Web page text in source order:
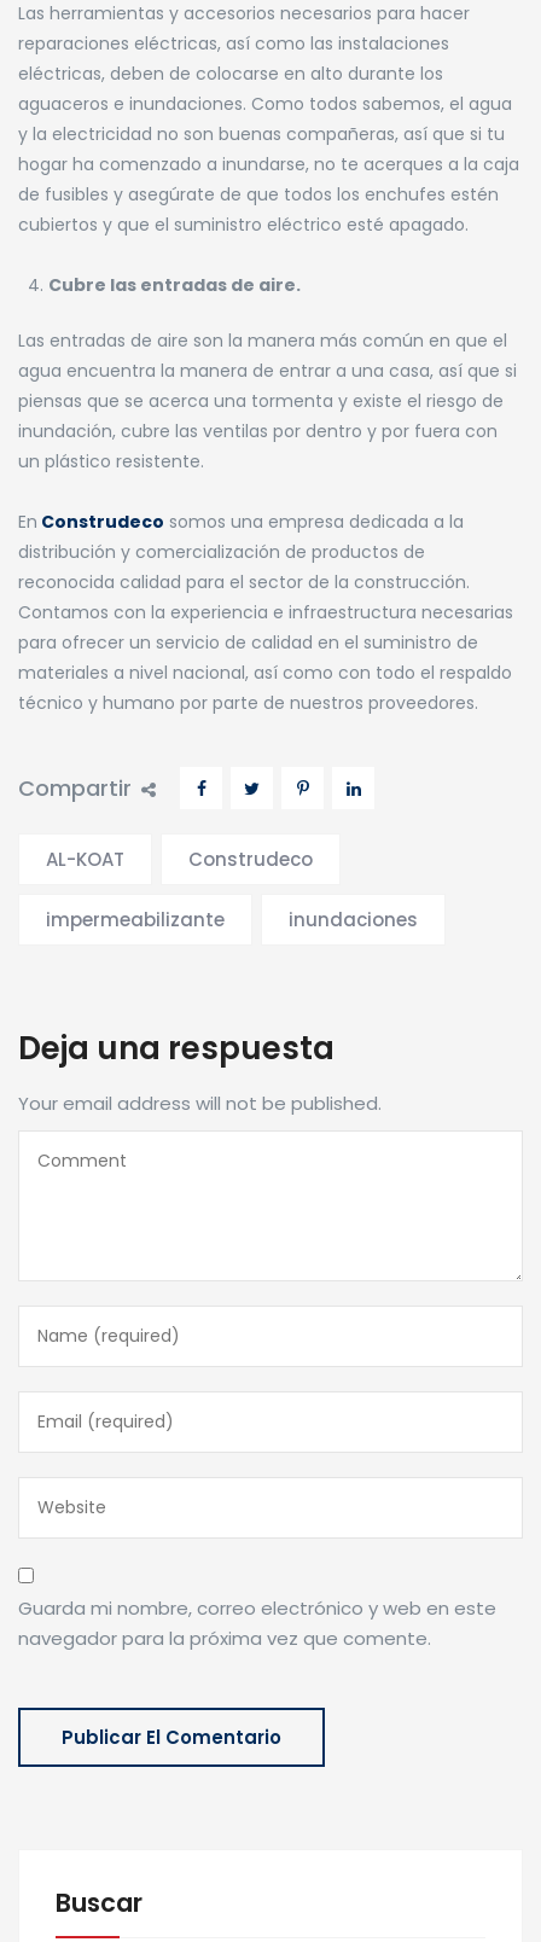
Las herramientas y accesorios necesarios para hacer
reparaciones eléctricas, así como las instalaciones
eléctricas, deben de colocarse en alto durante los
aguaceros e inundaciones. Como todos sabemos, el agua
y la electricidad no son buenas compañeras, así que si tu
hogar ha comenzado a inundarse, no te acerques a la caja
de fusibles y asegúrate de que todos los enchufes estén
cubiertos y que el suministro eléctrico esté apagado.
Cubre las entradas de aire.
Las entradas de aire son la manera más común en que el
agua encuentra la manera de entrar a una casa, así que si
piensas que se acerca una tormenta y existe el riesgo de
inundación, cubre las ventilas por dentro y por fuera con
un plástico resistente.
En Construdeco somos una empresa dedicada a la
distribución y comercialización de productos de
reconocida calidad para el sector de la construcción.
Contamos con la experiencia e infraestructura necesarias
para ofrecer un servicio de calidad en el suministro de
materiales a nivel nacional, así como con todo el respaldo
técnico y humano por parte de nuestros proveedores.
Compartir
AL-KOAT Construdeco
impermeabilizante inundaciones
Deja una respuesta
Your email address will not be published.
Guarda mi nombre, correo electrónico y web en este
navegador para la próxima vez que comente.
Buscar